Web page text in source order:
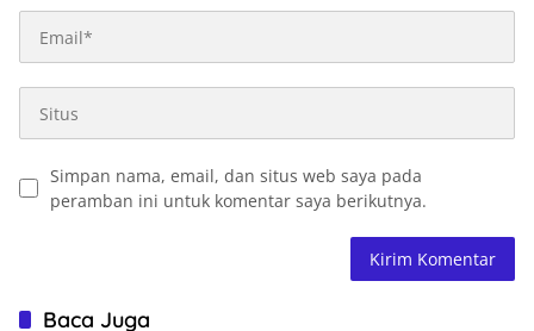
Simpan nama, email, dan situs web saya pada
peramban ini untuk komentar saya berikutnya.
Baca Juga